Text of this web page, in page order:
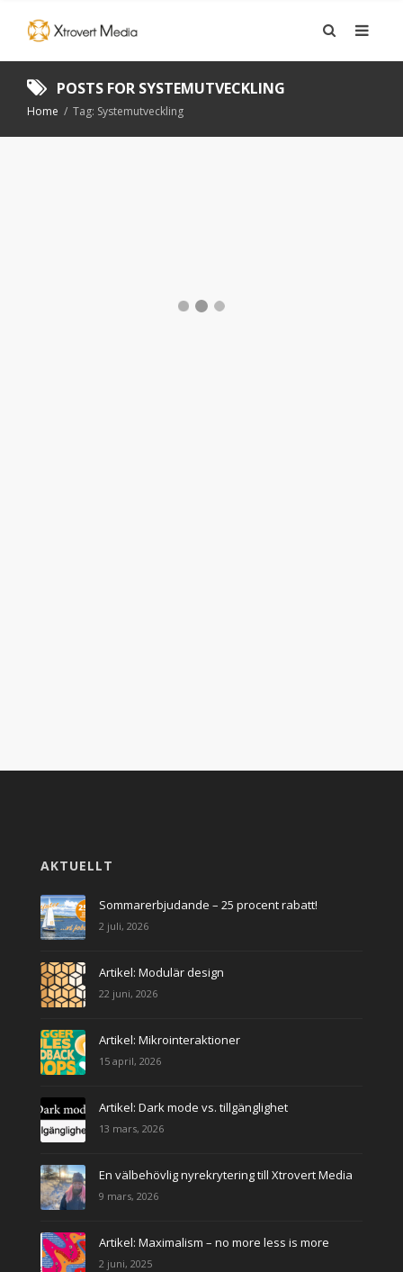
POSTS FOR SYSTEMUTVECKLING
Home / Tag: Systemutveckling
AKTUELLT
Sommarerbjudande – 25 procent rabatt!
2 juli, 2026
Artikel: Modulär design
22 juni, 2026
Artikel: Mikrointeraktioner
15 april, 2026
Artikel: Dark mode vs. tillgänglighet
13 mars, 2026
En välbehövlig nyrekrytering till Xtrovert Media
9 mars, 2026
Artikel: Maximalism – no more less is more
2 juni, 2025